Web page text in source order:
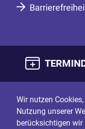
Wir nutzen
Nutzung unserer
berücksichtigen wir